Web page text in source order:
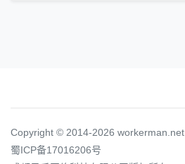
Copyright © 2014-2026 workerman.net
蜀ICP备17016206号